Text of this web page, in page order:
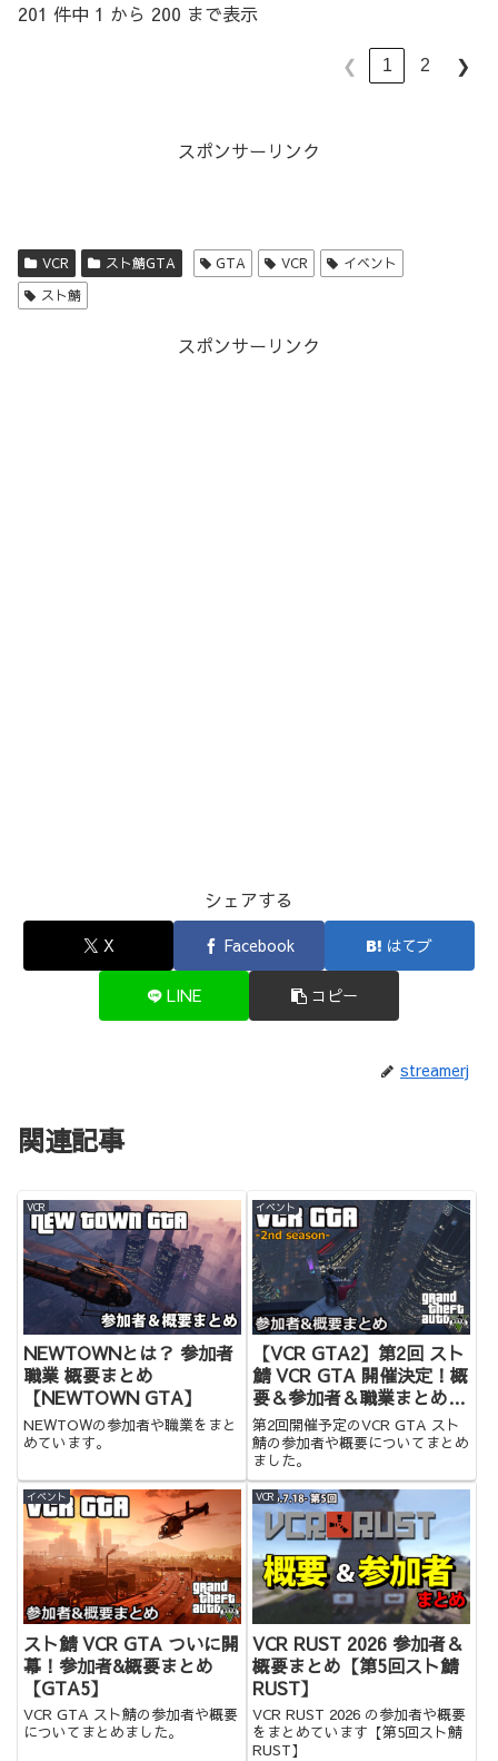
201 件中 1 から 200 まで表示
❮ 1 2 ❯
スポンサーリンク
VCR スト鯖GTA GTA VCR
イベント
スト鯖
スポンサーリンク
シェアする
X Facebook はてブ
LINE コピー
streamerj
関連記事
VCR
NEWTOWNとは？ 参加者
職業 概要まとめ
【NEWTOWN GTA】
NEWTOWの参加者や職業をまと
めています。
イベント
【VCR GTA2】第2回 スト
鯖 VCR GTA 開催決定！概
要＆参加者＆職業まとめ
【GTA5】
第2回開催予定のVCR GTA スト
鯖の参加者や概要についてまとめ
ました。
イベント
スト鯖 VCR GTA ついに開
幕！参加者&概要まとめ
【GTA5】
VCR GTA スト鯖の参加者や概要
についてまとめました。
VCR
VCR RUST 2026 参加者＆
概要まとめ【第5回スト鯖
RUST】
VCR RUST 2026 の参加者や概要
をまとめています【第5回スト鯖
RUST】